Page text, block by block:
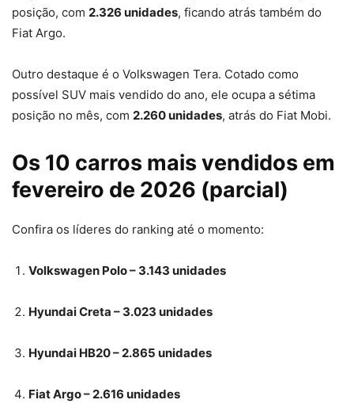
posição, com 2.326 unidades, ficando atrás também do
Fiat Argo.
Outro destaque é o Volkswagen Tera. Cotado como
possível SUV mais vendido do ano, ele ocupa a sétima
posição no mês, com 2.260 unidades, atrás do Fiat Mobi.
Os 10 carros mais vendidos em
fevereiro de 2026 (parcial)
Confira os líderes do ranking até o momento:
Volkswagen Polo – 3.143 unidades
Hyundai Creta – 3.023 unidades
Hyundai HB20 – 2.865 unidades
Fiat Argo – 2.616 unidades